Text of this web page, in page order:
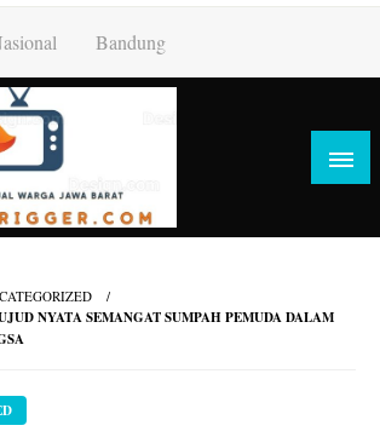
Bandung
NYATA SEMANGAT SUMPAH PEMUDA DALAM